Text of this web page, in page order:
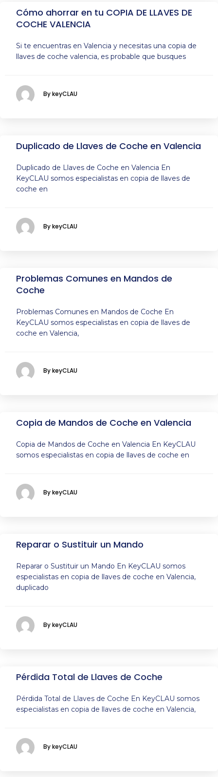
Cómo ahorrar en tu COPIA DE LLAVES DE
COCHE VALENCIA
Si te encuentras en Valencia y necesitas una copia de
llaves de coche valencia, es probable que busques
By keyCLAU
Duplicado de Llaves de Coche en Valencia
Duplicado de Llaves de Coche en Valencia En
KeyCLAU somos especialistas en copia de llaves de
coche en
By keyCLAU
Problemas Comunes en Mandos de
Coche
Problemas Comunes en Mandos de Coche En
KeyCLAU somos especialistas en copia de llaves de
coche en Valencia,
By keyCLAU
Copia de Mandos de Coche en Valencia
Copia de Mandos de Coche en Valencia En KeyCLAU
somos especialistas en copia de llaves de coche en
By keyCLAU
Reparar o Sustituir un Mando
Reparar o Sustituir un Mando En KeyCLAU somos
especialistas en copia de llaves de coche en Valencia,
duplicado
By keyCLAU
Pérdida Total de Llaves de Coche
Pérdida Total de Llaves de Coche En KeyCLAU somos
especialistas en copia de llaves de coche en Valencia,
By keyCLAU